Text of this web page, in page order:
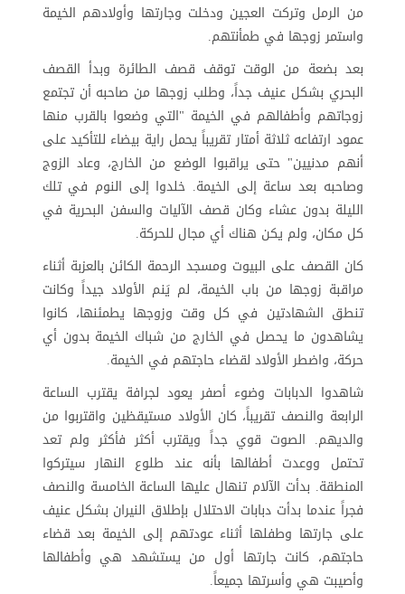
من الرمل وتركت العجين ودخلت وجارتها وأولادهم الخيمة
واستمر زوجها في طمأنتهم.
بعد بضعة من الوقت توقف قصف الطائرة وبدأ القصف
البحري بشكل عنيف جداً، وطلب زوجها من صاحبه أن تجتمع
زوجاتهم وأطفالهم في الخيمة "التي وضعوا بالقرب منها
عمود ارتفاعه ثلاثة أمتار تقريباً يحمل راية بيضاء للتأكيد على
أنهم مدنيين" حتى يراقبوا الوضع من الخارج، وعاد الزوج
وصاحبه بعد ساعة إلى الخيمة. خلدوا إلى النوم في تلك
الليلة بدون عشاء وكان قصف الآليات والسفن البحرية في
كل مكان، ولم يكن هناك أي مجال للحركة.
كان القصف على البيوت ومسجد الرحمة الكائن بالعزبة أثناء
مراقبة زوجها من باب الخيمة، لم يَنم الأولاد جيداً وكانت
تنطق الشهادتين في كل وقت وزوجها يطمئنها، كانوا
يشاهدون ما يحصل في الخارج من شباك الخيمة بدون أي
حركة، واضطر الأولاد لقضاء حاجتهم في الخيمة.
شاهدوا الدبابات وضوء أصفر يعود لجرافة يقترب الساعة
الرابعة والنصف تقريباً، كان الأولاد مستيقظين واقتربوا من
والديهم. الصوت قوي جداً ويقترب أكثر فأكثر ولم تعد
تحتمل ووعدت أطفالها بأنه عند طلوع النهار سيتركوا
المنطقة. بدأت الآلام تنهال عليها الساعة الخامسة والنصف
فجراً عندما بدأت دبابات الاحتلال بإطلاق النيران بشكل عنيف
على جارتها وطفلها أثناء عودتهم إلى الخيمة بعد قضاء
حاجتهم، كانت جارتها أول من يستشهد هي وأطفالها
وأصيبت هي وأسرتها جميعاً.